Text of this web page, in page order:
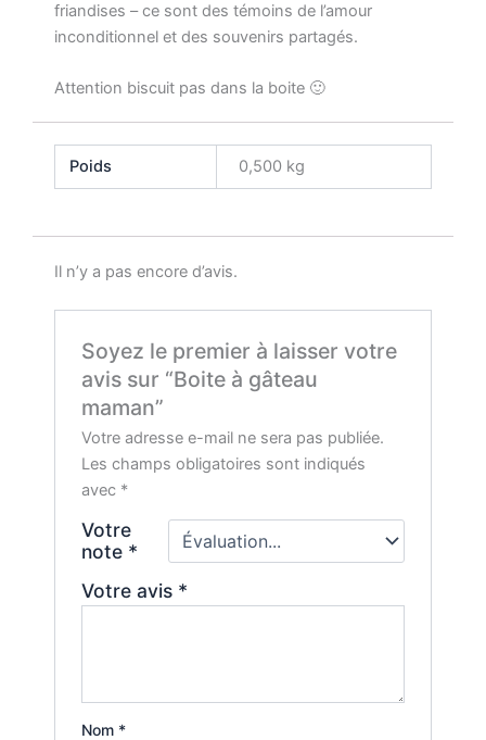
friandises – ce sont des témoins de l’amour
inconditionnel et des souvenirs partagés.
Attention biscuit pas dans la boite 🙂
Poids 0,500 kg
Il n’y a pas encore d’avis.
Soyez le premier à laisser votre
avis sur “Boite à gâteau
maman”
Votre adresse e-mail ne sera pas publiée.
Les champs obligatoires sont indiqués
avec *
Votre
note *
Votre avis *
Nom *